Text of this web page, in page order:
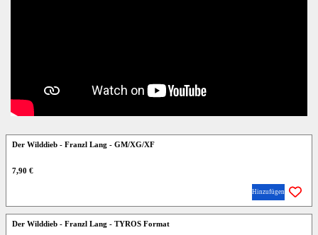
Der Wilddieb - Franzl Lang - GM/XG/XF
7,90 €
Hinzufügen
Der Wilddieb - Franzl Lang - TYROS Format